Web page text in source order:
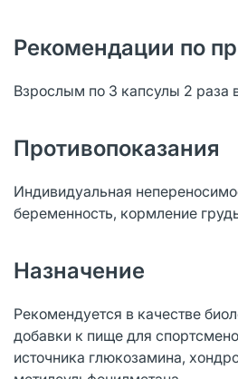
Рекомендации по
Взрослым по 3 капсулы 2 раза
Противопоказания
Индивидуальная
беременность, кормление
Назначение
Рекомендуется в качестве
добавки к пище для
источника глюкозамина,